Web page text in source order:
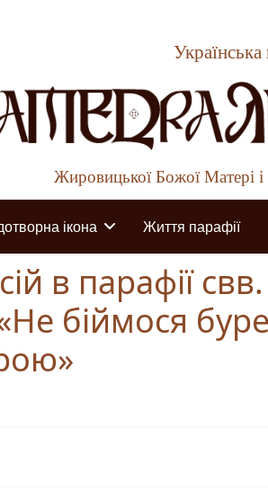
Жировицької Божої Матері і
ікона Життя парафії
в парафії свв.
біймося